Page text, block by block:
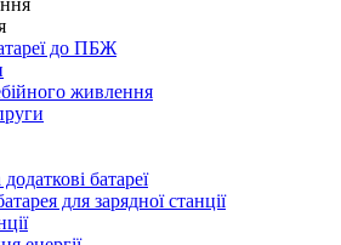
до ПБЖ
живлення
батареї
для зарядної станції